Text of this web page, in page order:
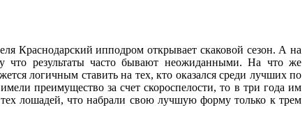
Краснодарский ипподром открывает скаковой сезон. А на
что результаты часто бывают неожиданными. На что же
логичным ставить на тех, кто оказался среди лучших по
преимущество за счет скороспелости, то в три года им
лошадей, что набрали свою лучшую форму только к трем